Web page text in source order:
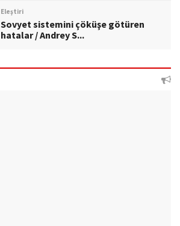
Eleştiri
Sovyet sistemini çöküşe götüren
hatalar / Andrey S...